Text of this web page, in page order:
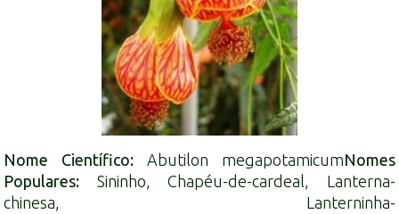
Nome Científico: Abutilon megapotamicumNomes
Populares: Sininho, Chapéu-de-cardeal, Lanterna-
chinesa, Lanterninha-